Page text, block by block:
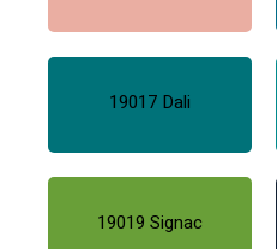
19017 Dali
19019 Signac